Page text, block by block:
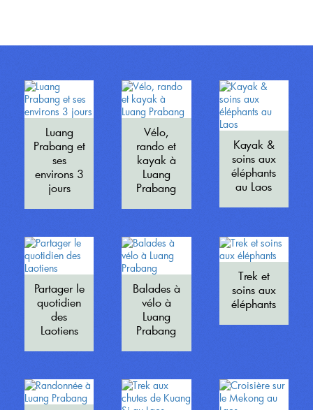
Luang
Prabang et
ses
environs 3
jours
Vélo,
rando et
kayak à
Luang
Prabang
Kayak &
soins aux
éléphants
au Laos
Partager le
quotidien
des
Laotiens
Balades à
vélo à
Luang
Prabang
Trek et
soins aux
éléphants